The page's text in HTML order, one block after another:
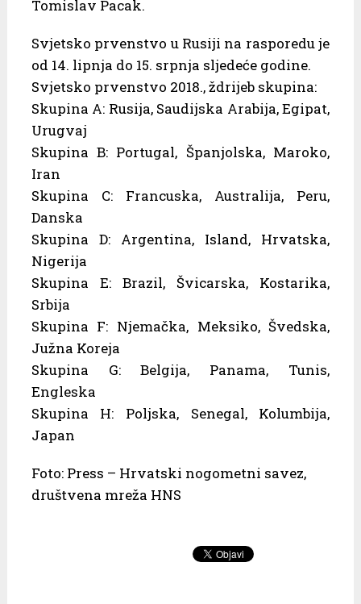
Tomislav Pacak.
Svjetsko prvenstvo u Rusiji na rasporedu je
od 14. lipnja do 15. srpnja sljedeće godine.
Svjetsko prvenstvo 2018., ždrijeb skupina:
Skupina A: Rusija, Saudijska Arabija, Egipat,
Urugvaj
Skupina B: Portugal, Španjolska, Maroko,
Iran
Skupina C: Francuska, Australija, Peru,
Danska
Skupina D: Argentina, Island, Hrvatska,
Nigerija
Skupina E: Brazil, Švicarska, Kostarika,
Srbija
Skupina F: Njemačka, Meksiko, Švedska,
Južna Koreja
Skupina G: Belgija, Panama, Tunis,
Engleska
Skupina H: Poljska, Senegal, Kolumbija,
Japan
Foto: Press – Hrvatski nogometni savez,
društvena mreža HNS